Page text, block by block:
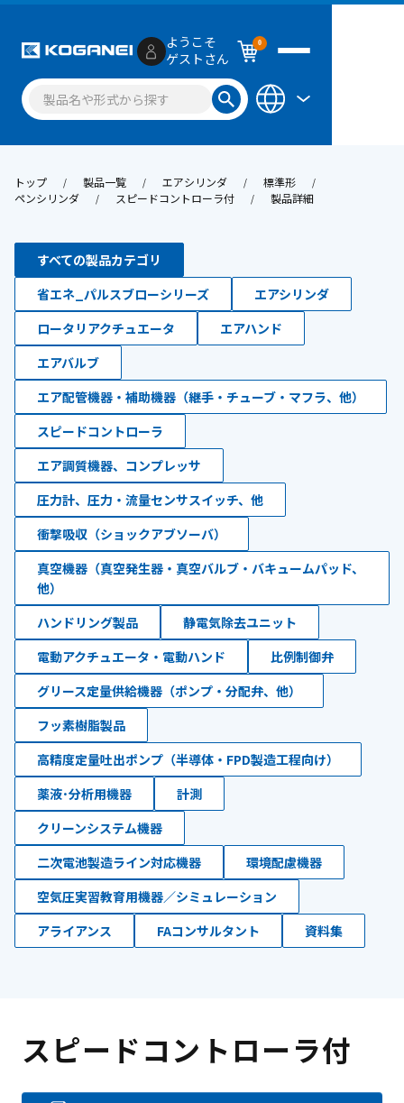
ようこそ
ゲストさん
0
トップ 製品一覧 エアシリンダ
標準形
ペンシリンダ
スピードコントローラ付 製品詳細
すべての製品カテゴリ
省エネ_パルスブローシリーズ
エアシリンダ
ロータリアクチュエータ
エアハンド
エアバルブ
エア配管機器・補助機器（継手・チューブ・マフラ、他）
スピードコントローラ
エア調質機器、コンプレッサ
圧力計、圧力・流量センサスイッチ、他
衝撃吸収（ショックアブソーバ）
真空機器（真空発生器・真空バルブ・バキュームパッド、
他）
ハンドリング製品
静電気除去ユニット
電動アクチュエータ・電動ハンド
比例制御弁
グリース定量供給機器（ポンプ・分配弁、他）
フッ素樹脂製品
高精度定量吐出ポンプ（半導体・FPD製造工程向け）
薬液･分析用機器
計測
クリーンシステム機器
二次電池製造ライン対応機器
環境配慮機器
空気圧実習教育用機器／シミュレーション
アライアンス
FAコンサルタント 資料集
スピードコントローラ付